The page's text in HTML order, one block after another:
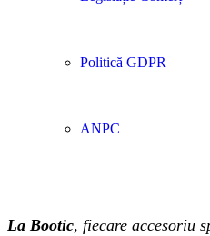
Politică GDPR
ANPC
La Bootic, fiecare accesoriu